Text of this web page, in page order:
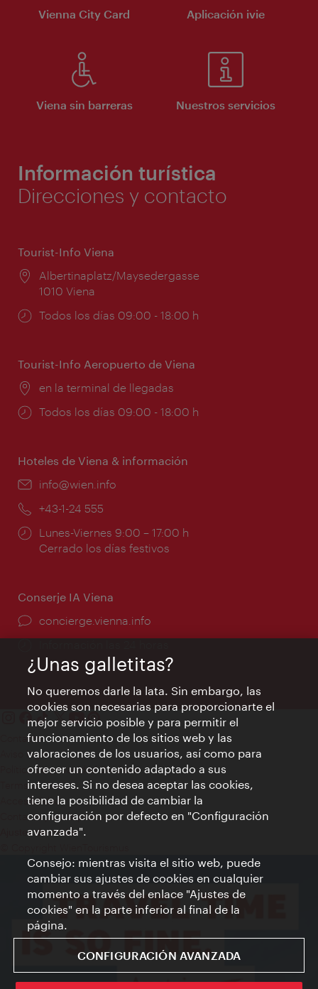
Vienna City Card Aplicación ivie
Viena sin barreras Nuestros servicios
Información turística
Direcciones y contacto
Tourist-Info Viena
Lugar:
Albertinaplatz/Maysedergasse
1010 Viena
Horarios
Todos los días 09:00 - 18:00 h
Tourist-Info Aeropuerto de Viena
Lugar:
en la terminal de llegadas
Horarios
Todos los días 09:00 - 18:00 h
Hoteles de Viena & información
e-
info@wien.info
Teléfono:
+43-1-24 555
Horarios
de
Lunes-Viernes 9:00 – 17:00 h
Cerrado los días festivos
Conserje IA Viena
concierge.vienna.info
Contacto
Aviso legal
Política de privacidad de datos
Terms of Use
Accesibilidad
Contacto para la prensa
Ajustes de cookie
¿Unas galletitas?
No queremos darle la lata. Sin embargo, las
cookies son necesarias para proporcionarte el
mejor servicio posible y para permitir el
funcionamiento de los sitios web y las
valoraciones de los usuarios, así como para
ofrecer un contenido adaptado a sus
intereses. Si no desea aceptar las cookies,
tiene la posibilidad de cambiar la
configuración por defecto en "Configuración
avanzada".
Consejo: mientras visita el sitio web, puede
cambiar sus ajustes de cookies en cualquier
momento a través del enlace "Ajustes de
cookies" en la parte inferior al final de la
página.
CONFIGURACIÓN AVANZADA